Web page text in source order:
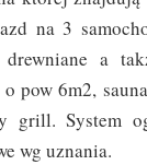
na 3
drewniane a
pow 6m2,
grill. System
wg uznania.